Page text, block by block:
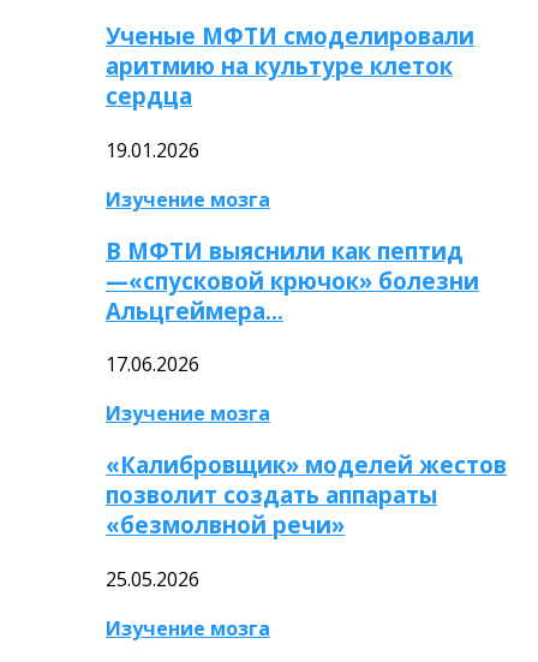
Ученые МФТИ смоделировали
аритмию на культуре клеток
сердца
19.01.2026
Изучение мозга
В МФТИ выяснили как пептид
—«спусковой крючок» болезни
Альцгеймера…
17.06.2026
Изучение мозга
«Калибровщик» моделей жестов
позволит создать аппараты
«безмолвной речи»
25.05.2026
Изучение мозга